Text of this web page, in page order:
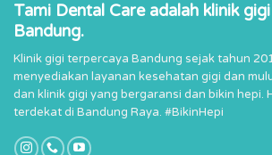
Tami Dental Care adalah klinik
Bandung.
Klinik gigi terpercaya Bandung sejak tahun
menyediakan layanan kesehatan gigi dan
dan klinik gigi yang bergaransi dan bikin hepi.
terdekat di Bandung Raya. #BikinHepi